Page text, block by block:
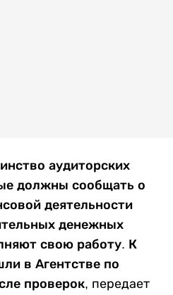
аудиторских
должны сообщать о
деятельности
денежных
свою работу. К
в Агентстве по
проверок, передает